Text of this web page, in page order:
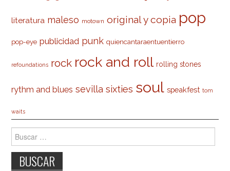
literatura maleso motown original y copia pop
pop-eye publicidad punk quiencantaraentuentierro
refoundations rock rock and roll rolling stones
rythm and blues sevilla sixties soul speakfest tom
waits
Buscar: